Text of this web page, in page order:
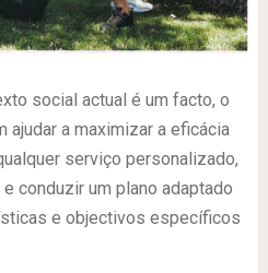
social actual é um facto, o
ajudar a maximizar a eficácia
serviço personalizado,
conduzir um plano adaptado
e objectivos específicos